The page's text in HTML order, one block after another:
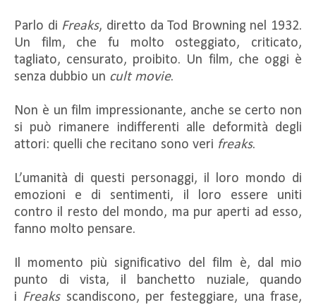
Parlo di Freaks, diretto da Tod Browning nel 1932.
Un film, che fu molto osteggiato, criticato,
tagliato, censurato, proibito. Un film, che oggi è
senza dubbio un cult movie.
Non è un film impressionante, anche se certo non
si può rimanere indifferenti alle deformità degli
attori: quelli che recitano sono veri freaks.
L’umanità di questi personaggi, il loro mondo di
emozioni e di sentimenti, il loro essere uniti
contro il resto del mondo, ma pur aperti ad esso,
fanno molto pensare.
Il momento più significativo del film è, dal mio
punto di vista, il banchetto nuziale, quando
i Freaksscandiscono, per festeggiare, una frase,